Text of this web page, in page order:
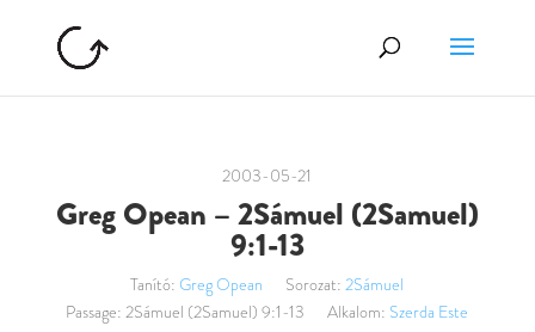
2003-05-21
Greg Opean – 2Sámuel (2Samuel)
9:1-13
Tanító: Greg Opean Sorozat: 2Sámuel
Passage: 2Sámuel (2Samuel) 9:1-13 Alkalom: Szerda Este